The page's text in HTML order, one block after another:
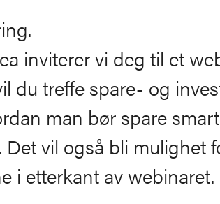
inviterer vi deg til et
du treffe spare- og
man bør spare
vil også bli mulighet
i etterkant av webinaret.